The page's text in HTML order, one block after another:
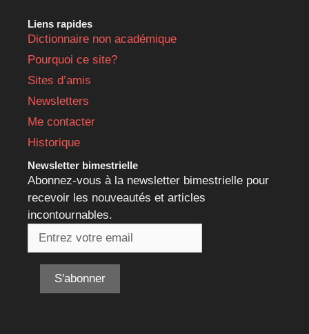
Liens rapides
Dictionnaire non académique
Pourquoi ce site?
Sites d’amis
Newsletters
Me contacter
Historique
Newsletter bimestrielle
Abonnez-vous à la newsletter bimestrielle pour
recevoir les nouveautés et articles
incontournables.